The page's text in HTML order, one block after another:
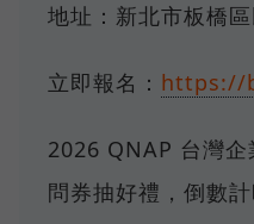
地址：新北市板橋
立即報名： https://
2026 QNAP 台灣
問券抽好禮，倒數計